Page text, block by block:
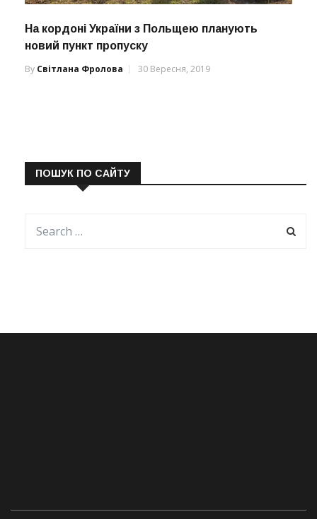
На кордоні України з Польщею планують
новий пункт пропуску
By Світлана Фролова 30 Вересня, 2019
ПОШУК ПО САЙТУ